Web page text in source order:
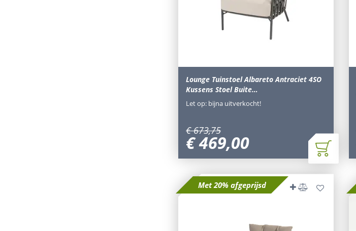
Lounge Tuinstoel Albareto Antraciet 4SO
Kussens Stoel Buite…
€ 673,75
€469,00
Let op: bijna uitverkocht!
Met 20% afgeprijsd